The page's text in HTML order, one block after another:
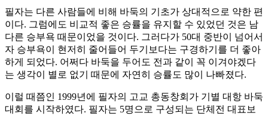
필자는 다른 사람들에 비해 바둑의 기초가 상대적으로 약한 편
이다. 그럼에도 비교적 좋은 승률을 유지할 수 있었던 것은 남
다른 승부욕 때문이었을 것이다. 그러다가 50대 중반이 넘어서
자 승부욕이 현저히 줄어들어 두기보다는 구경하기를 더 좋아
하게 되었다. 어쩌다 바둑을 두어도 전과 같이 꼭 이겨야겠다
는 생각이 별로 없기 때문에 자연히 승률도 많이 나빠졌다.
이럴 때쯤인 1999년에 필자의 고교 총동창회가 기별 대항 바둑
대회를 시작하였다. 필자는 5명으로 구성되는 단체전 대표보